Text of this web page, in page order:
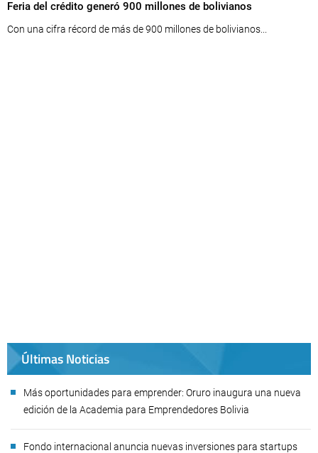
Feria del crédito generó 900 millones de bolivianos
Con una cifra récord de más de 900 millones de bolivianos...
Últimas Noticias
Más oportunidades para emprender: Oruro inaugura una nueva
edición de la Academia para Emprendedores Bolivia
Fondo internacional anuncia nuevas inversiones para startups